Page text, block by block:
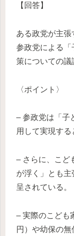
【回答】
ある政党が主張
参政党による「
策についての議
〈ポイント〉
– 参政党は「子
用して実現する
– さらに、こど
が浮く」とも
呈されている。
– 実際のこども
円）や幼保の